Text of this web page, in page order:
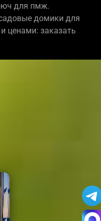
для пмж.
домики для
ценами: заказать